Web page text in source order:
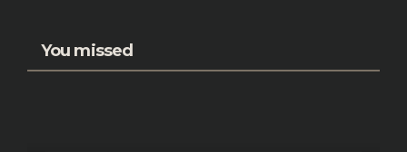
You missed